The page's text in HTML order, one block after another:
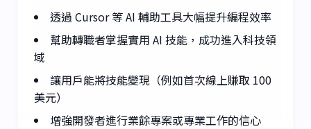
透過 Cursor 等 AI 輔助工具大幅提升編程效率
幫助轉職者掌握實用 AI 技能，成功進入科技領
域
讓用戶能將技能變現（例如首次線上賺取 100
美元）
增強開發者進行業餘專案或專業工作的信心